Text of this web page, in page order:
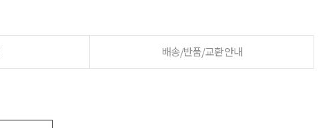
배송/반품/교환 안내